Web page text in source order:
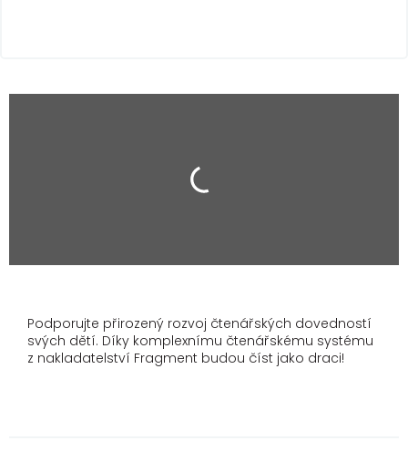
Podporujte přirozený rozvoj čtenářských dovedností
svých dětí. Díky komplexnímu čtenářskému systému
z nakladatelství Fragment budou číst jako draci!